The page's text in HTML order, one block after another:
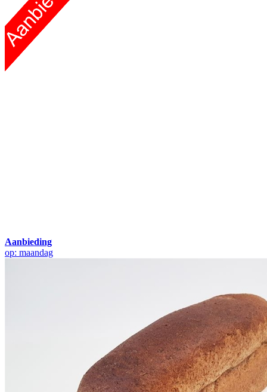
Aanbieding
op: maandag